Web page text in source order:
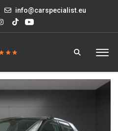
info@carspecialist.eu